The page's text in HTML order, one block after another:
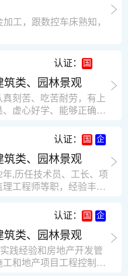
工，跟数控车床熟知，
认证：
筑类、园林景观
刻苦、吃苦耐劳，有上
虚心好学、能够正确对
接受能力和独立能力强，
神和集体荣誉感。做事认
责任心。秉承山大扎
为人正直、诚信、稳
心、事业心。有很强的
实，能够吃苦耐劳，责任
、开朗，有良好的人
织能力。做事认真负
有信心在今后的工作岗
能!积极的人生观，在我
弃”，始终坚信只要努力
认证：
筑类、园林景观
年,历任技术员、工长、项
理工程师等职，经验丰
术分析，能适应建筑行业
调能力强，技术全面，
人1978年高中毕业，同
已在建筑行业工作了30
本县建筑公司学徒开始
认证：
筑类、园林景观
践经验和房地产开发管
和地产项目工程控制要